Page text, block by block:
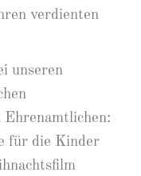
verdienten
unseren
für die Kinder